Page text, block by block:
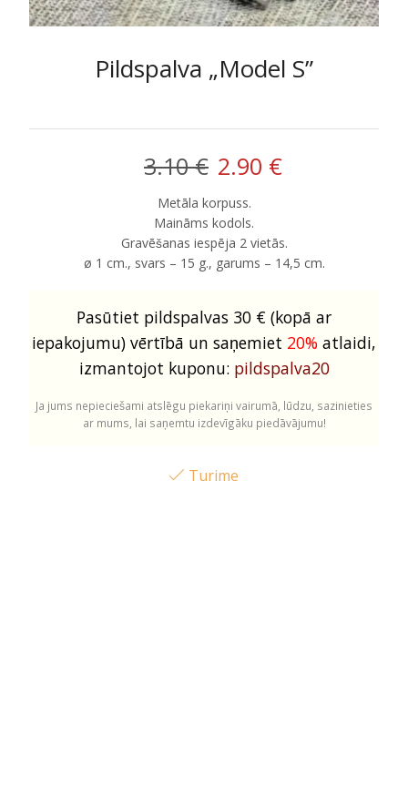
Pildspalva „Model S”
3.10€ Original
price
was:
3.10 €.
2.90 €Current
is:
2.90 €.
Metāla korpuss.
Maināms kodols.
Gravēšanas iespēja 2 vietās.
ø 1 cm., svars – 15 g., garums – 14,5 cm.
Pasūtiet pildspalvas 30 € (kopā ar
iepakojumu) vērtībā un saņemiet 20% atlaidi,
izmantojot kuponu: pildspalva20
Ja jums nepieciešami atslēgu piekariņi vairumā, lūdzu, sazinieties
ar mums, lai saņemtu izdevīgāku piedāvājumu!
Turime